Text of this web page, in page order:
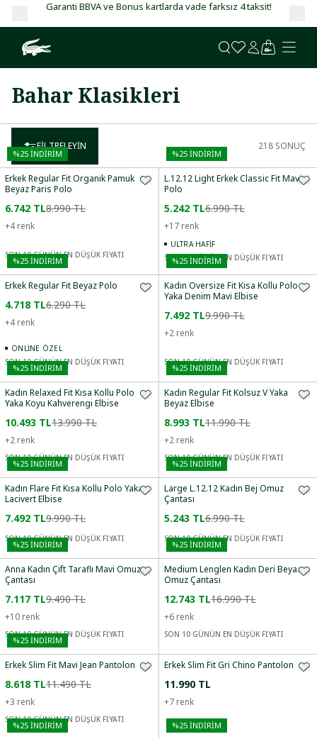
Garanti BBVA ve Bonus kartlarda vade farksız 4 taksit!
Bahar Klasikleri
FILTRELEYIN 218 SONUÇ
%25 İNDİRİM
Erkek Regular Fit Organik Pamuk
Beyaz Paris Polo
6.742 TL8.990 TL
+4 renk
SON 10 GÜNÜN EN DÜŞÜK FİYATI
%25İNDİRİM
L.12.12 Light Erkek Classic Fit Mavi
Polo
5.242 TL6.990 TL
+17 renk
ULTRA HAFIF
SON 10 GÜNÜN EN DÜŞÜK FİYATI
%25 İNDİRİM
Erkek Regular Fit Beyaz Polo
4.718 TL6.290 TL
+4 renk
ONLINE ÖZEL
SON 10 GÜNÜN EN DÜŞÜK FİYATI
%25İNDİRİM
Kadın Oversize Fit Kısa Kollu Polo
Yaka Denim Mavi Elbise
7.492 TL9.990 TL
+2 renk
SON 10 GÜNÜN EN DÜŞÜK FİYATI
%25 İNDİRİM
Kadın Relaxed Fit Kısa Kollu Polo
Yaka Koyu Kahverengi Elbise
10.493 TL13.990 TL
+2 renk
SON 10 GÜNÜN EN DÜŞÜK FİYATI
%25İNDİRİM
Kadın Regular Fit Kolsuz V Yaka
Beyaz Elbise
8.993 TL11.990 TL
+2 renk
SON 10 GÜNÜN EN DÜŞÜK FİYATI
%25 İNDİRİM
Kadın Flare Fit Kısa Kollu Polo Yaka
Lacivert Elbise
7.492 TL9.990 TL
SON 10 GÜNÜN EN DÜŞÜK FİYATI
%25İNDİRİM
Large L.12.12 Kadın Bej Omuz
Çantası
5.243 TL6.990 TL
SON 10 GÜNÜN EN DÜŞÜK FİYATI
%25 İNDİRİM
Anna Kadın Çift Taraflı Mavi Omuz
Çantası
7.117 TL9.490 TL
+10 renk
SON 10 GÜNÜN EN DÜŞÜK FİYATI
%25İNDİRİM
Medium Lenglen Kadın Deri Beyaz
Omuz Çantası
12.743 TL16.990 TL
+6 renk
SON 10 GÜNÜN EN DÜŞÜK FİYATI
%25 İNDİRİM
Erkek Slim Fit Mavi Jean Pantolon
8.618 TL11.490 TL
+3 renk
SON 10 GÜNÜN EN DÜŞÜK FİYATI
Erkek Slim Fit Gri Chino Pantolon
11.990 TL
+7 renk
%25 İNDİRİM %25İNDİRİM